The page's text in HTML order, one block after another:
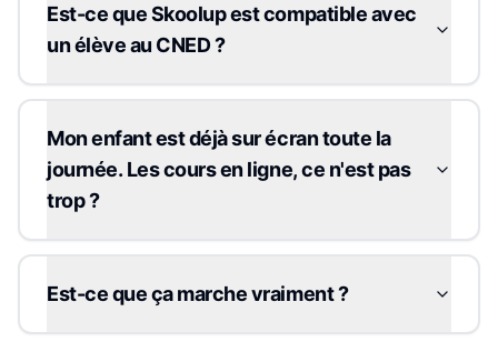
Est-ce que Skoolup est compatible avec
un élève au CNED ?
Mon enfant est déjà sur écran toute la
journée. Les cours en ligne, ce n'est pas
trop ?
Est-ce que ça marche vraiment ?